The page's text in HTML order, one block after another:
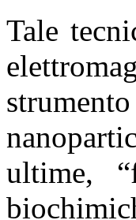
Tale
ultime,